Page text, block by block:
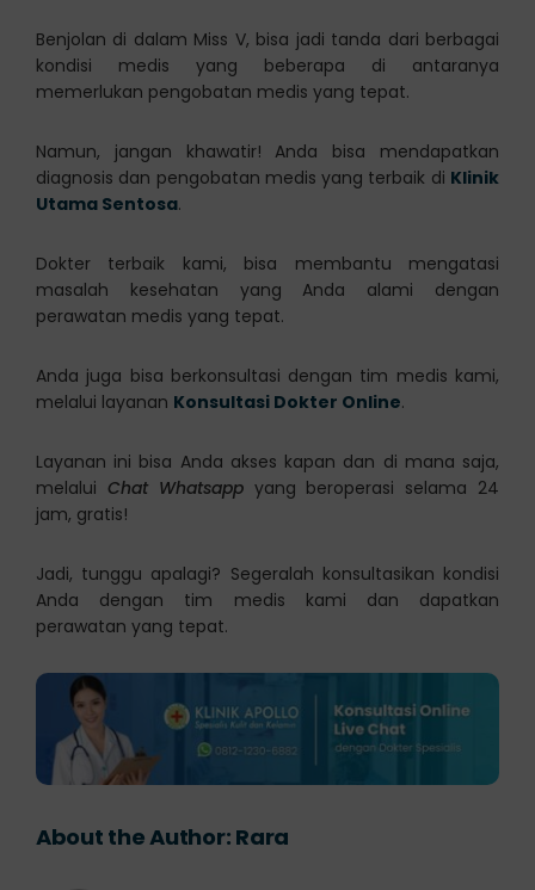
Benjolan di dalam Miss V, bisa jadi tanda dari berbagai
kondisi medis yang beberapa di antaranya
memerlukan pengobatan medis yang tepat.
Namun, jangan khawatir! Anda bisa mendapatkan
diagnosis dan pengobatan medis yang terbaik di Klinik
Utama Sentosa.
Dokter terbaik kami, bisa membantu mengatasi
masalah kesehatan yang Anda alami dengan
perawatan medis yang tepat.
Anda juga bisa berkonsultasi dengan tim medis kami,
melalui layanan Konsultasi Dokter Online.
Layanan ini bisa Anda akses kapan dan di mana saja,
melalui Chat Whatsappyang beroperasi selama 24
jam, gratis!
Jadi, tunggu apalagi? Segeralah konsultasikan kondisi
Anda dengan tim medis kami dan dapatkan
perawatan yang tepat.
About the Author: Rara